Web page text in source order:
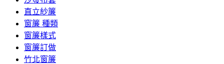
直立紗簾
窗簾 種類
窗簾樣式
窗簾訂做
竹北窗簾